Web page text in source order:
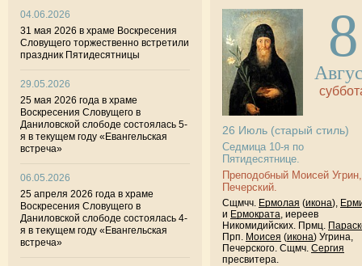
04.06.2026
31 мая 2026 в храме Воскресения
Словущего торжественно встретили
праздник Пятидесятницы
29.05.2026
25 мая 2026 года в храме
Воскресения Словущего в
Даниловской слободе состоялась 5-
я в текущем году «Евангельская
встреча»
06.05.2026
25 апреля 2026 года в храме
Воскресения Словущего в
Даниловской слободе состоялась 4-
я в текущем году «Евангельская
встреча»
8
26 Июль (старый стиль)
Седмица 10-я по
Пятидесятнице.
Преподобный Моисей Угрин,
Печерский.
Сщмчч. Ермолая (икона),
и Ермократа, иереев
Никомидийских. Прмц.
Прп. Моисея (икона) Угрина,
Печерского. Сщмч. Сергия
пресвитера.